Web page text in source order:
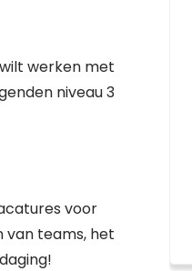
werken met
niveau 3
voor
van teams, het